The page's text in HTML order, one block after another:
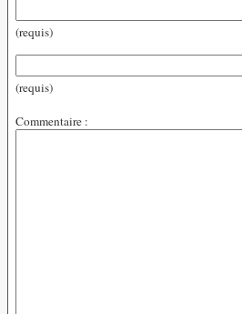
(requis)
(requis)
Commentaire :